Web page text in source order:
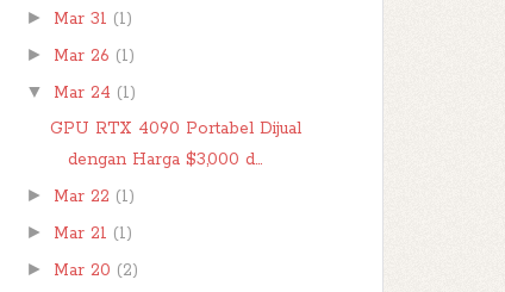
► Mar 31 (1)
► Mar 26 (1)
▼ Mar 24 (1)
GPU RTX 4090 Portabel Dijual
dengan Harga $3,000 d...
► Mar 22 (1)
► Mar 21 (1)
► Mar 20 (2)